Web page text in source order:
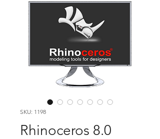
SKU: 1198
Rhinoceros 8.0